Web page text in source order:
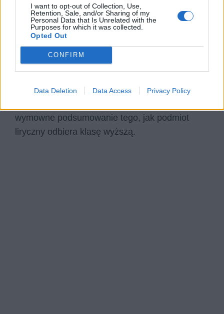
I want to opt-out of Collection, Use,
Retention, Sale, and/or Sharing of my
Personal Data that Is Unrelated with the
Purposes for which it was collected.
Opted Out
CONFIRM
Data Deletion Data Access Privacy Policy
niebiosa zdają się ciążyć w kierunku
nieuchronnej katastrofy, wywołanej ich
niestosownym, pełnym przepychu i iluzji stylem
życia – co podkreśla nawiązanie do Apokalipsy
świętego Jana we wstępie utworu. Ostatecznie
wyniku którego elita ponosi odpowiednią karę i
wymowne podsumowanie tego, jak podmiot
liryczny odbiera klasę wyższą.